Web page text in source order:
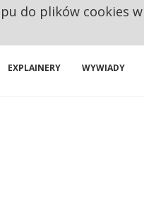
EXPLAINERY WYWIADY
do plików cookies w